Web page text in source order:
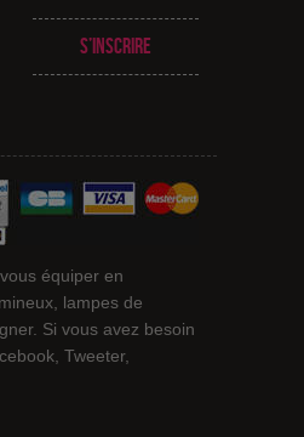
S’inscrire
équiper en
lampes de
Si vous avez besoin
Tweeter,